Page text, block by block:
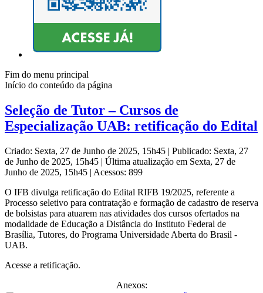
Fim do menu principal
Início do conteúdo da página
Seleção de Tutor – Cursos de
Especialização UAB: retificação do Edital
Criado: Sexta, 27 de Junho de 2025, 15h45 | Publicado: Sexta, 27
de Junho de 2025, 15h45 | Última atualização em Sexta, 27 de
Junho de 2025, 15h45 | Acessos: 899
O IFB divulga retificação do Edital RIFB 19/2025, referente a
Processo seletivo para contratação e formação de cadastro de reserva
de bolsistas para atuarem nas atividades dos cursos ofertados na
modalidade de Educação a Distância do Instituto Federal de
Brasília, Tutores, do Programa Universidade Aberta do Brasil -
UAB.
Acesse a retificação.
Anexos: